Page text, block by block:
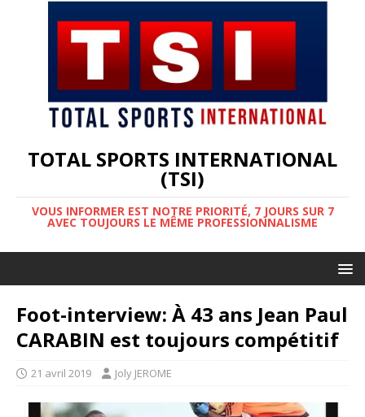
TOTAL SPORTS INTERNATIONAL
(TSI)
VOUS INFORMER EST NOTRE PRIORITÉ, 7 JOURS SUR 7
AVEC TOUJOURS LE MÊME PROFESSIONNALISME
Foot-interview: À 43 ans Jean Paul
CARABIN est toujours compétitif
21 avril 2019 Joly JEROME